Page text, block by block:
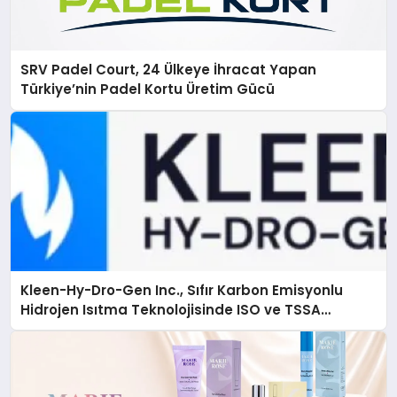
SRV Padel Court, 24 Ülkeye İhracat Yapan
Türkiye’nin Padel Kortu Üretim Gücü
Kleen-Hy-Dro-Gen Inc., Sıfır Karbon Emisyonlu
Hidrojen Isıtma Teknolojisinde ISO ve TSSA
Düzenleyici Onaylarını Aldı